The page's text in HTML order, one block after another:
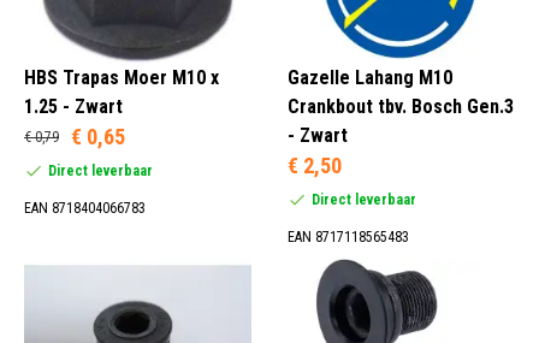
HBS Trapas Moer M10 x
1.25 - Zwart
€ 0,79 € 0,65
Direct leverbaar
EAN 8718404066783
Gazelle Lahang M10
Crankbout tbv. Bosch Gen.3
- Zwart
€ 2,50
Direct leverbaar
EAN 8717118565483